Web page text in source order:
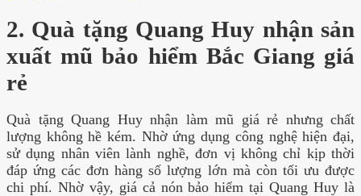
2. Quà tặng Quang Huy nhận sản
xuất mũ bảo hiểm Bắc Giang giá
rẻ
Quà tặng Quang Huy nhận làm mũ giá rẻ nhưng chất
lượng không hề kém. Nhờ ứng dụng công nghệ hiện đại,
sử dụng nhân viên lành nghề, đơn vị không chỉ kịp thời
đáp ứng các đơn hàng số lượng lớn mà còn tối ưu được
chi phí. Nhờ vậy, giá cả nón bảo hiểm tại Quang Huy là